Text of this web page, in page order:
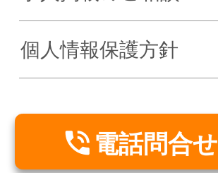
個人情報保護方針
 電話問合せ